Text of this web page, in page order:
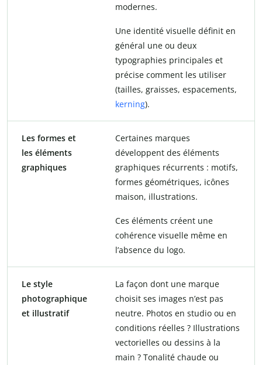
modernes.
Une identité visuelle définit en
général une ou deux
typographies principales et
précise comment les utiliser
(tailles, graisses, espacements,
kerning).
Les formes et
les éléments
graphiques
Certaines marques
développent des éléments
graphiques récurrents : motifs,
formes géométriques, icônes
maison, illustrations.
Ces éléments créent une
cohérence visuelle même en
l’absence du logo.
Le style
photographique
et illustratif
La façon dont une marque
choisit ses images n’est pas
neutre. Photos en studio ou en
conditions réelles ? Illustrations
vectorielles ou dessins à la
main ? Tonalité chaude ou